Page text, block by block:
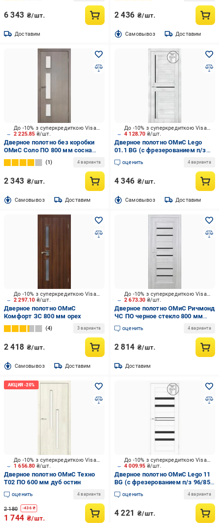
6 343 ₴/шт.
Доставим
2 436 ₴/шт.
Cамовывоз Доставим
2 225.85 ₴/шт.
До -10% з суперкредиткою Visa Вигода
Дверное полотно без коробки
ОМиС Соло ПО 800 мм сосна
мадейра
1 4 варианта
2 343 ₴/шт.
Cамовывоз Доставим
4 128.70 ₴/шт.
До -10% з суперкредиткою Visa Вигода
Дверное полотно ОМиС Lego
01.1 BG (с фрезерованием п/з
96/85) ПО черное стекло 800 мм
клен айс
оценить 4 варианта
4 346 ₴/шт.
Cамовывоз Доставим
2 297.10 ₴/шт.
До -10% з суперкредиткою Visa Вигода
Дверное полотно ОМиС
Комфорт ЗС 800 мм орех
4 3 варианта
2 418 ₴/шт.
Cамовывоз Доставим
2 673.30 ₴/шт.
До -10% з суперкредиткою Visa Вигода
Дверное полотно ОМиС Ричмонд
ЧС ПО черное стекло 800 мм
клен айс
оценить 4 варианта
2 814 ₴/шт.
Доставим
1 656.80 ₴/шт.
До -10% з суперкредиткою Visa Вигода
Дверное полотно ОМиС Техно
Т02 ПО 600 мм дуб остин
оценить 4 варианта
2 180 -436₴
1 744 ₴/шт.
4 009.95 ₴/шт.
До -10% з суперкредиткою Visa Вигода
Дверное полотно ОМиС Lego 11
ВG (с фрезерованием п/з 96/85)
ПО черное стекло 800 мм белый
эмалекс
оценить 4 варианта
4 221 ₴/шт.